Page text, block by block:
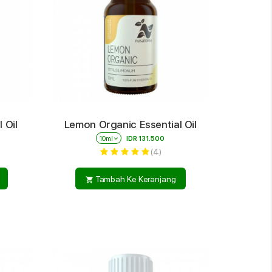
Oil Lemon Organic Essential Oil
10ml keyboard_arrow_down IDR 131.500
(4)
Tambah Ke Keranjang